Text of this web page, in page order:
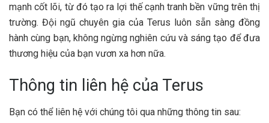
mạnh cốt lõi, từ đó tạo ra lợi thế cạnh tranh bền vững trên thị
trường. Đội ngũ chuyên gia của Terus luôn sẵn sàng đồng
hành cùng bạn, không ngừng nghiên cứu và sáng tạo để đưa
thương hiệu của bạn vươn xa hơn nữa.
Thông tin liên hệ của Terus
Bạn có thể liên hệ với chúng tôi qua những thông tin sau: